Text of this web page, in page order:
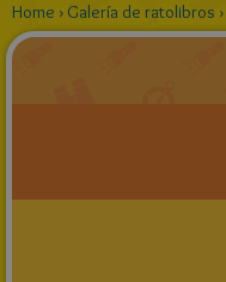
Home › Galería de ratolibros ›